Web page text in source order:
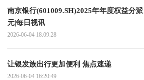
南京银行(601009.SH)2025年年度权益分
元|每日视讯
2026-06-04 18:09:28
让银发族出行更加便利 焦点速递
2026-06-04 16:20:49